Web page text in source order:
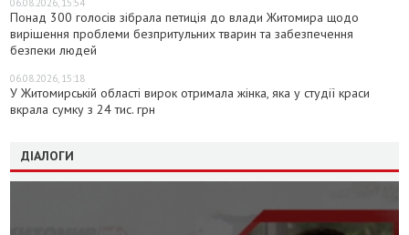
06.08.2026, 15:54
Понад 300 голосів зібрала петиція до влади Житомира щодо
вирішення проблеми безпритульних тварин та забезпечення
безпеки людей
06.08.2026, 15:18
У Житомирській області вирок отримала жінка, яка у студії краси
вкрала сумку з 24 тис. грн
ДІАЛОГИ